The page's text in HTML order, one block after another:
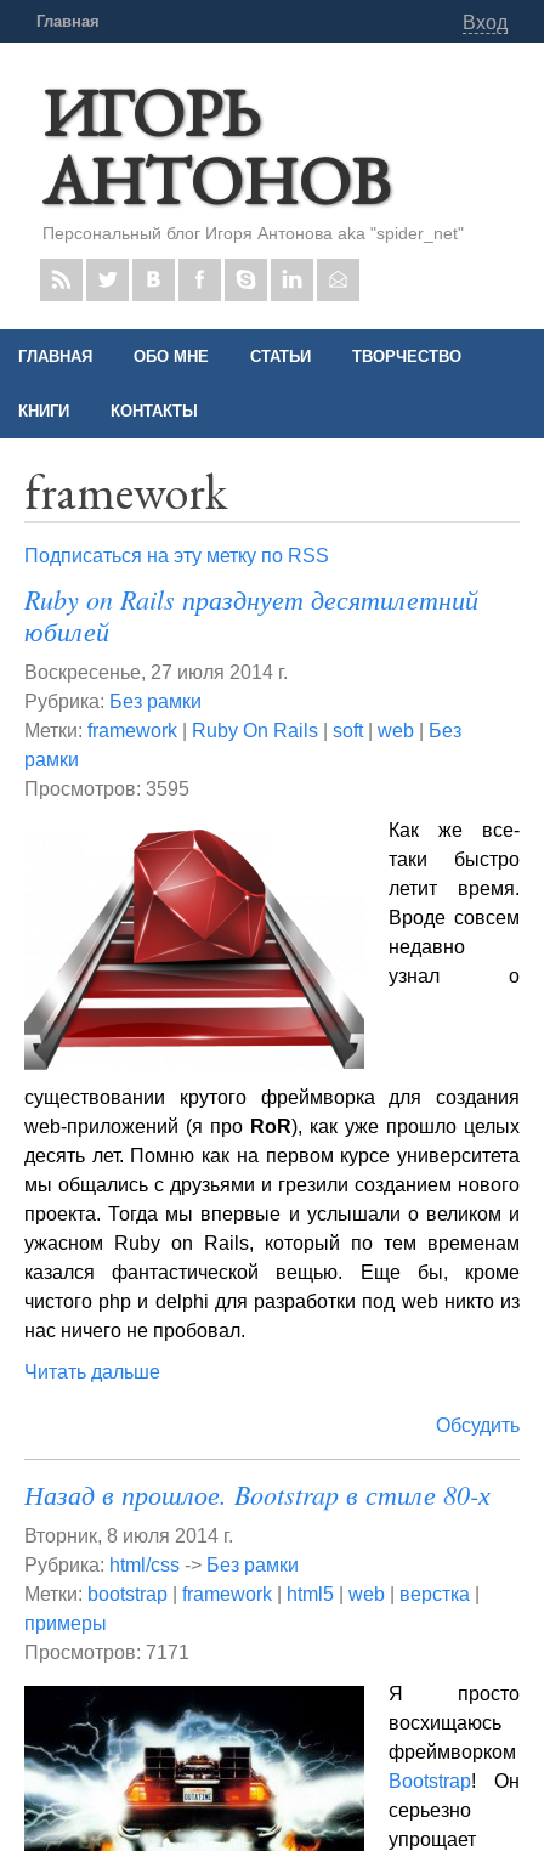
Главная Вход
ИГОРЬ
АНТОНОВ
Персональный блог Игоря Антонова aka "spider_net"
ГЛАВНАЯ ОБО МНЕ СТАТЬИ ТВОРЧЕСТВО
КНИГИ КОНТАКТЫ
framework
Подписаться на эту метку по RSS
Ruby on Rails празднует десятилетний
юбилей
Воскресенье, 27 июля 2014 г.
Рубрика: Без рамки
Метки: framework Ruby On Rails soft| web
Без
рамки
Просмотров: 3595
Как же все-
таки быстро
летит время.
Вроде совсем
недавно
узнал о
существовании крутого фреймворка для создания
web-приложений (я про RoR), как уже прошло целых
десять лет. Помню как на первом курсе университета
мы общались с друзьями и грезили созданием нового
проекта. Тогда мы впервые и услышали о великом и
ужасном Ruby on Rails, который по тем временам
казался фантастической вещью. Еще бы, кроме
чистого php и delphi для разработки под web никто из
нас ничего не пробовал.
Читать дальше
Обсудить
Назад в прошлое. Bootstrap в стиле 80-х
Вторник, 8 июля 2014 г.
Рубрика: html/css -> Без рамки
Метки: bootstrap framework html5 web верстка
примеры
Просмотров: 7171
Я просто
восхищаюсь
фреймворком
Bootstrap! Он
серьезно
упрощает